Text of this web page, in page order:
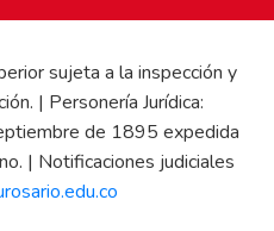
sujeta a la inspección y
| Personería Jurídica:
de 1895 expedida
| Notificaciones judiciales